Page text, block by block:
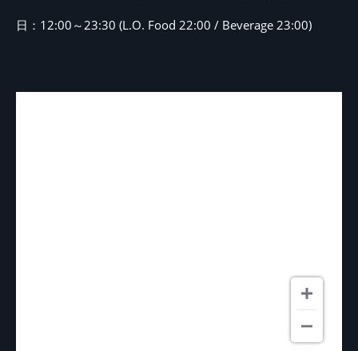
日：12:00～23:30 (L.O. Food 22:00 / Beverage 23:00)